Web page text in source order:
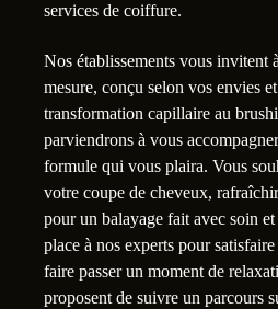
services de coiffure.
Nos établissements vous invitent
mesure, conçu selon vos envies
transformation capillaire au
parviendrons à vous
formule qui vous plaira. Vous
votre coupe de cheveux,
pour un balayage fait avec soin
place à nos experts pour
faire passer un moment de
proposent de suivre un parcours